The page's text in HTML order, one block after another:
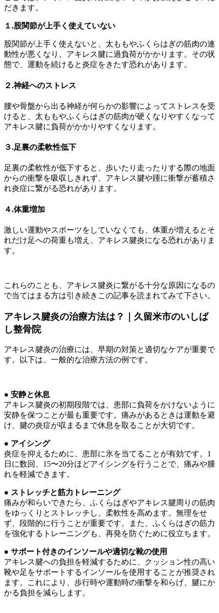
だきます。
１.股関節が上手く使えていない
股関節が上手く使えないと、太ももやふくらはぎの筋肉の連
動性が悪くなり、アキレス腱に過負荷がかかります。その状
態で、運動を続けると炎症をきたす恐れがあります。
２.神経へのストレス
腰や骨盤から出る神経が何らかの影響によってストレスを受
けると、太ももやふくらはぎの筋肉が硬くなりやすくなって
アキレス腱に負荷がかかりやすくなります。
３.足裏の柔軟性低下
足裏の柔軟性が低下すると、歩いたり走ったりする際の地面
からの衝撃を吸収しきれず、アキレス腱や踵に衝撃が蓄積さ
れ炎症に繋がる恐れがあります。
４.体重増加
激しい運動やスポーツをしていなくても、体重が増えるとそ
れだけ足への荷重も増え、アキレス腱炎になる恐れがありま
す。
これらのことも、アキレス腱炎に繋がる十分な原因になるの
で当てはまる方は引き続きこの記事を読まれてみて下さい。
アキレス腱炎の治療方法は？｜久留米市のいしば
し整骨院
アキレス腱炎の治療には、早期の対策と適切なケアが重要で
す。以下は、一般的な治療方法の例です。
● 安静と休息
アキレス腱炎の初期段階では、患部に負荷をかけないように
安静を保つことが最も重要です。痛みがあるときは運動を避
け、腱の炎症が収まるまで休息を取ることが大切です。
● アイシング
炎症を抑えるために、患部に氷を当てることが有効です。1
日に数回、15〜20分ほどアイシングを行うことで、痛みや腫
れを軽減できます。
● ストレッチと筋力トレーニング
痛みが和らいできたら、ふくらはぎやアキレス腱周りの筋肉
をゆっくりとストレッチし、柔軟性を高めます。無理をせ
ず、段階的に行うことが重要です。また、ふくらはぎの筋力
を強化するトレーニングも、再発を防ぐために役立ちます。
● サポート付きのインソールや適切な靴の使用
アキレス腱への負担を軽減するために、クッション性の高い
靴や足をサポートするインソールを使用することが推奨され
ます。これにより、歩行時や運動時の衝撃を和らげ、腱にか
かる負担を減らします。